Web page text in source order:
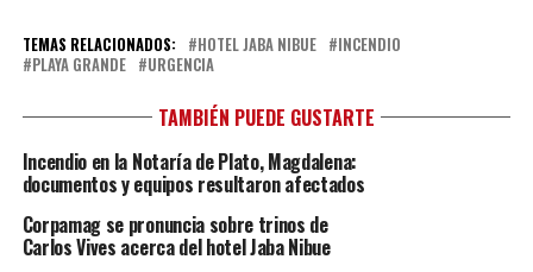
TEMAS RELACIONADOS: HOTEL JABA NIBUE
INCENDIO
PLAYA GRANDE
URGENCIA
TAMBIÉN PUEDE GUSTARTE
Incendio en la Notaría de Plato, Magdalena:
documentos y equipos resultaron afectados
Corpamag se pronuncia sobre trinos de
Carlos Vives acerca del hotel Jaba Nibue